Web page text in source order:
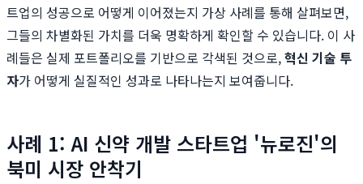
트업의 성공으로 어떻게 이어졌는지 가상 사례를 통해 살펴보면,
그들의 차별화된 가치를 더욱 명확하게 확인할 수 있습니다. 이 사
례들은 실제 포트폴리오를 기반으로 각색된 것으로,혁신 기술 투
자가 어떻게 실질적인 성과로 나타나는지 보여줍니다.
사례 1: AI 신약 개발 스타트업 '뉴로진'의
북미 시장 안착기